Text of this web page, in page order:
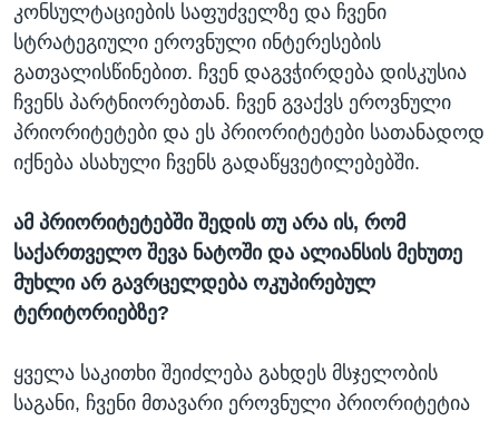
კონსულტაციების საფუძველზე და ჩვენი
სტრატეგიული ეროვნული ინტერესების
გათვალისწინებით. ჩვენ დაგვჭირდება დისკუსია
ჩვენს პარტნიორებთან. ჩვენ გვაქვს ეროვნული
პრიორიტეტები და ეს პრიორიტეტები სათანადოდ
იქნება ასახული ჩვენს გადაწყვეტილებებში.
ამ პრიორიტეტებში შედის თუ არა ის, რომ
საქართველო შევა ნატოში და ალიანსის მეხუთე
მუხლი არ გავრცელდება ოკუპირებულ
ტერიტორიებზე?
ყველა საკითხი შეიძლება გახდეს მსჯელობის
საგანი, ჩვენი მთავარი ეროვნული პრიორიტეტია